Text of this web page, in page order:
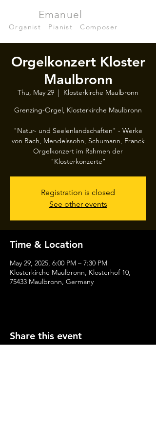
Emanuel
Organist Pianist |Composer
Orgelkonzert Kloster
Maulbronn
Thu, May 29
  |
Klosterkirche Maulbronn
Grenzing-Orgel, Klosterkirche Maulbronn
"Natur- und Seelenlandschaften" - Werke
von Bach, Mendelssohn, Schumann, Franck
Orgelkonzert im Rahmen der
"Klosterkonzerte"
Registration is closed
See other events
Time & Location
May 29, 2025, 6:00 PM – 7:30 PM
Klosterkirche Maulbronn, Klosterhof 10,
75433 Maulbronn, Germany
Share this event